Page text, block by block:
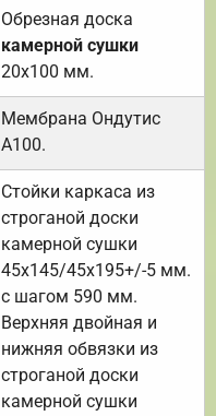
Обрезная доска
камерной сушки
20х100 мм.
Мембрана Ондутис
А100.
Стойки каркаса из
строганой доски
камерной сушки
45х145/45х195+/-5 мм.
с шагом 590 мм.
Верхняя двойная и
нижняя обвязки из
строганой доски
камерной сушки